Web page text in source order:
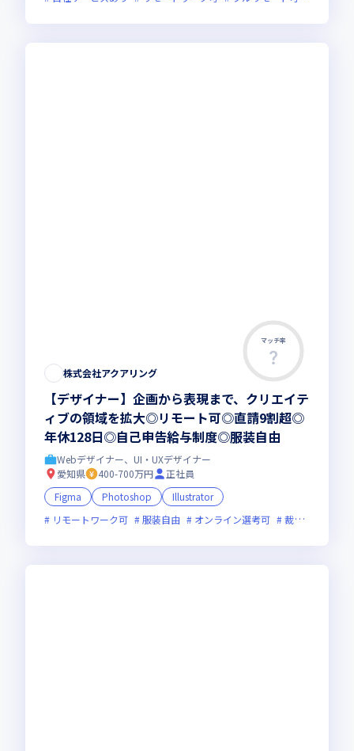
マッチ率
株式会社アクアリング
【デザイナー】企画から表現まで、クリエイテ
ィブの領域を拡大◎リモート可◎直請9割超◎
年休128日◎自己申告給与制度◎服装自由
Webデザイナー、UI・UXデザイナー
愛知県
400-700万円
正社員
Figma
Photoshop
Illustrator
リモートワーク可
服装自由 オンライン選考可 裁量労働制あり